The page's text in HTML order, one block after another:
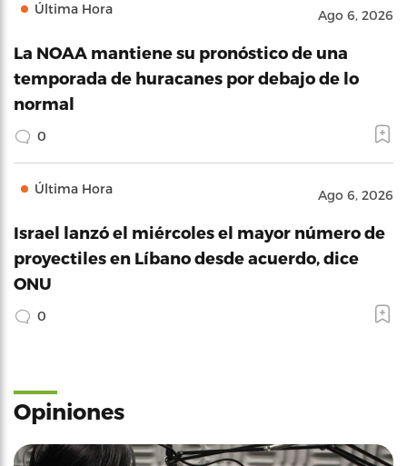
Última Hora Ago 6, 2026
La NOAA mantiene su pronóstico de una
temporada de huracanes por debajo de lo
normal
0
Última Hora Ago 6, 2026
Israel lanzó el miércoles el mayor número de
proyectiles en Líbano desde acuerdo, dice
ONU
0
Opiniones